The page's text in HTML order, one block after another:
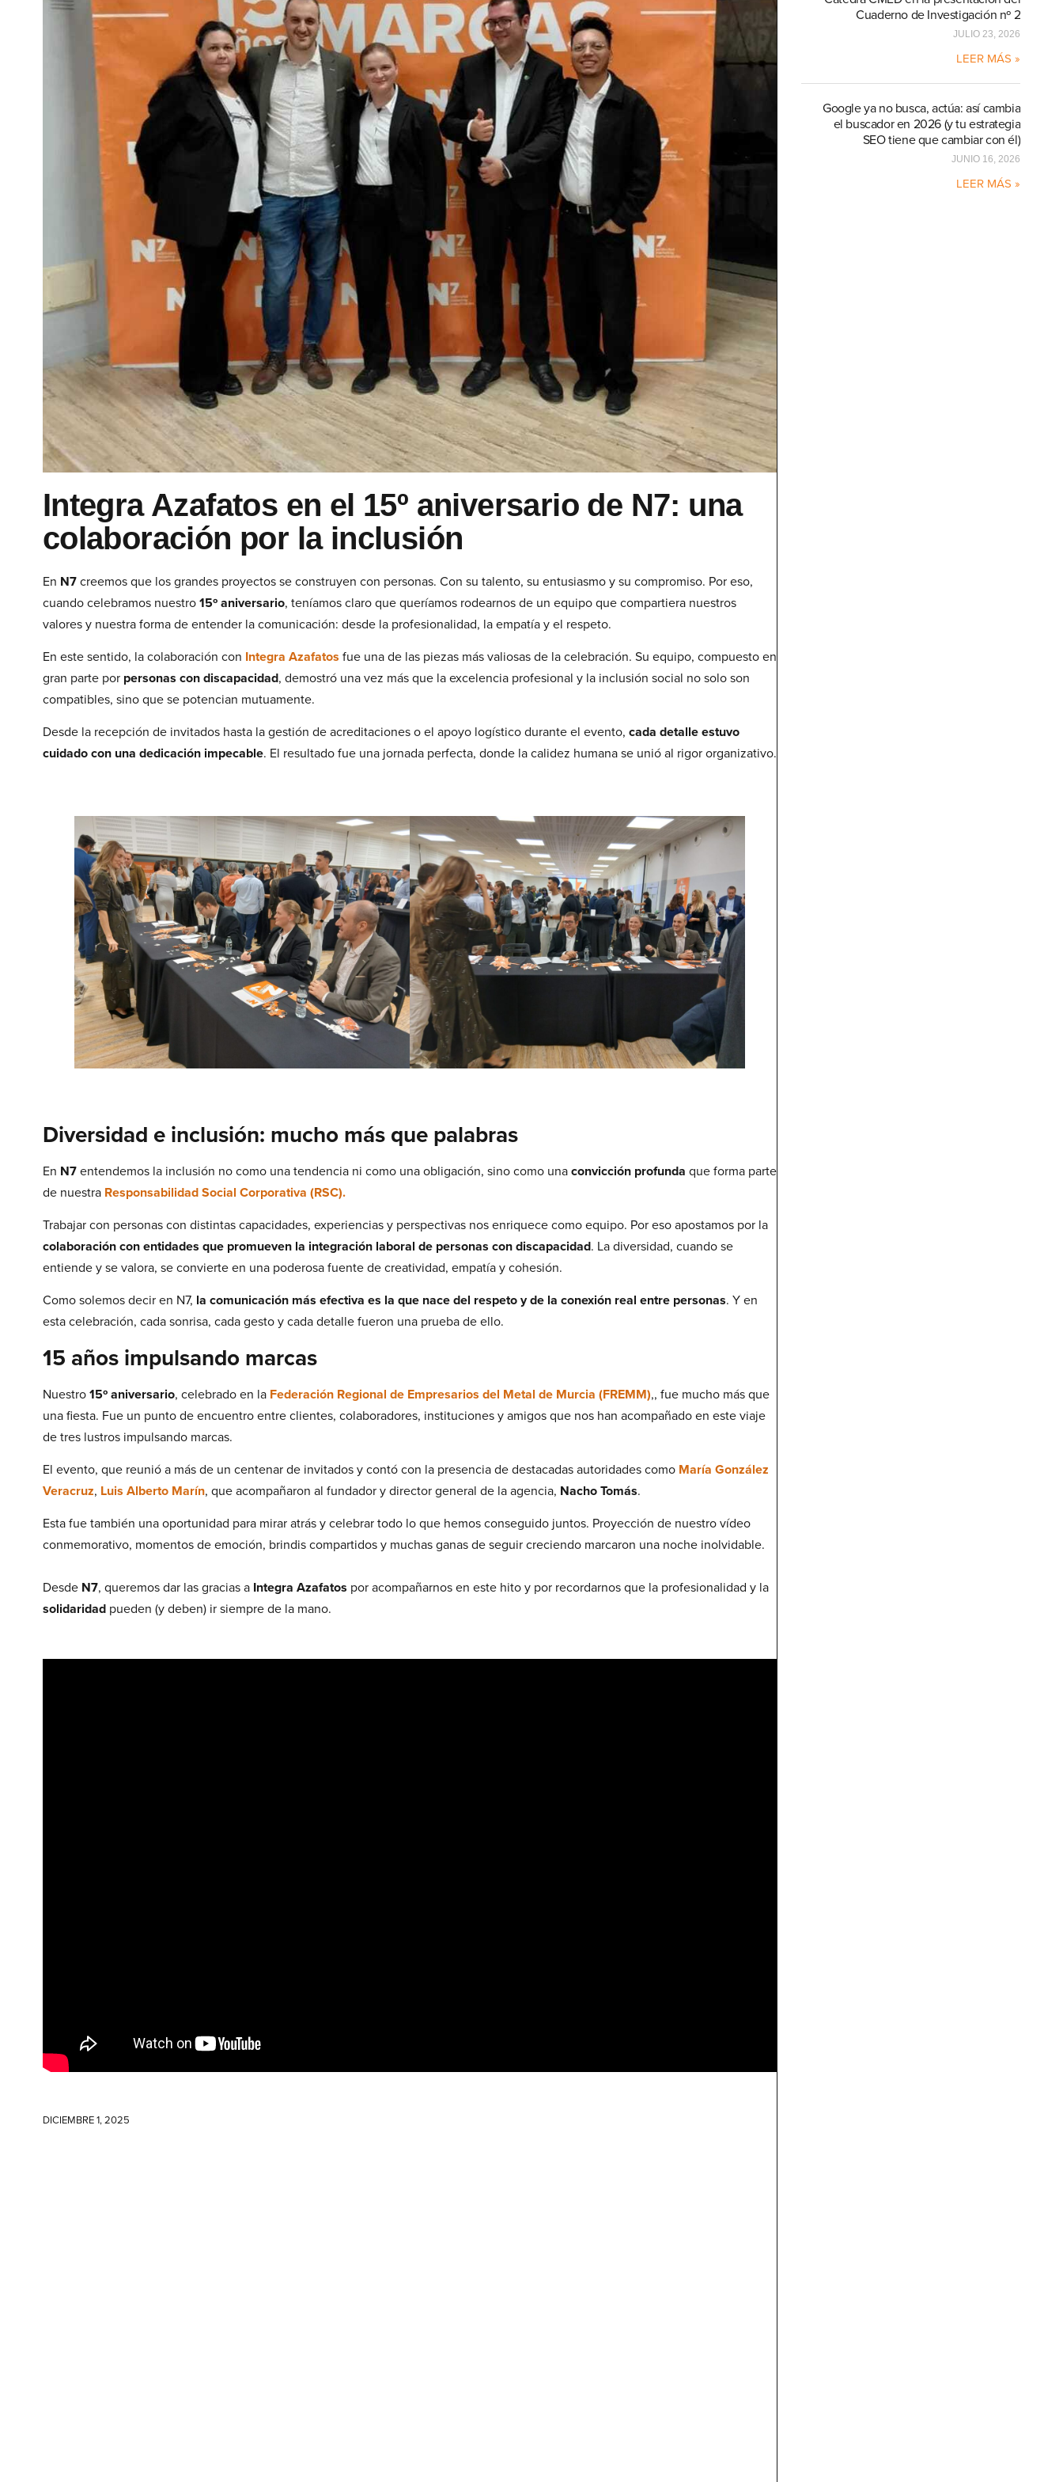
Integra Azafatos en el 15º aniversario de N7: una
colaboración por la inclusión
En N7creemos que los grandes proyectos se construyen con personas. Con su talento, su entusiasmo y su compromiso. Por eso,
cuando celebramos nuestro15º aniversario, teníamos claro que queríamos rodearnos de un equipo que compartiera nuestros
valores y nuestra forma de entender la comunicación: desde la profesionalidad, la empatía y el respeto.
En este sentido, la colaboración con Integra Azafatos fue una de las piezas más valiosas de la celebración. Su equipo, compuesto en
gran parte por personas con discapacidad, demostró una vez más que la excelencia profesional y la inclusión social no solo son
compatibles, sino que se potencian mutuamente.
Desde la recepción de invitados hasta la gestión de acreditaciones o el apoyo logístico durante el evento, cada detalle estuvo
cuidado con una dedicación impecable. El resultado fue una jornada perfecta, donde la calidez humana se unió al rigor organizativo.
Diversidad e inclusión: mucho más que palabras
En N7entendemos la inclusión no como una tendencia ni como una obligación, sino como unaconvicción profunda que forma parte
de nuestra Responsabilidad Social Corporativa (RSC).
Trabajar con personas con distintas capacidades, experiencias y perspectivas nos enriquece como equipo. Por eso apostamos por la
colaboración con entidades que promueven la integración laboral de personas con discapacidad. La diversidad, cuando se
entiende y se valora, se convierte en una poderosa fuente de creatividad, empatía y cohesión.
Como solemos decir en N7, la comunicación más efectiva es la que nace del respeto y de la conexión real entre personas. Y en
esta celebración, cada sonrisa, cada gesto y cada detalle fueron una prueba de ello.
15 años impulsando marcas
Nuestro15º aniversario, celebrado en la Federación Regional de Empresarios del Metal de Murcia (FREMM),, fue mucho más que
una fiesta. Fue un punto de encuentro entre clientes, colaboradores, instituciones y amigos que nos han acompañado en este viaje
de tres lustros impulsando marcas.
El evento, que reunió a más de un centenar de invitados y contó con la presencia de destacadas autoridades como María González
Veracruz, Luis Alberto Marín, que acompañaron al fundador y director general de la agencia, Nacho Tomás.
Esta fue también una oportunidad para mirar atrás y celebrar todo lo que hemos conseguido juntos. Proyección de nuestro vídeo
conmemorativo, momentos de emoción, brindis compartidos y muchas ganas de seguir creciendo marcaron una noche inolvidable.
Desde N7, queremos dar las gracias a Integra Azafatos por acompañarnos en este hito y por recordarnos que la profesionalidad y la
solidaridad pueden (y deben) ir siempre de la mano.
DICIEMBRE 1, 2025
Cuaderno de Investigación nº 2
JULIO 23, 2026
LEER MÁS »
Google ya no busca, actúa: así cambia
el buscador en 2026 (y tu estrategia
SEO tiene que cambiar con él)
JUNIO 16, 2026
LEER MÁS »